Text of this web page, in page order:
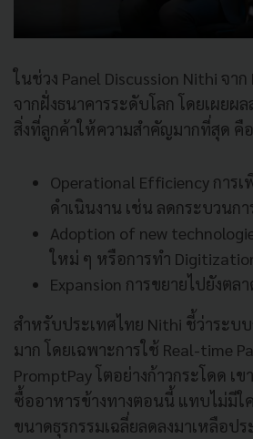
ในช่วง Panel Discussion Nithi จา
จากฝั่งธนาคารระดับโลก โดยเผยผ
สิ่งที่ลูกค้าให้ความสำคัญมากที่สุด คือ
Operational Efficiency การ
ดำเนินงาน เช่น ลดกระบวนกา
Adoption of new
ใหม่ ๆ หรือการทำ
Expansion การขยายไปยังตล
สำหรับประเทศไทย Nithi ชี้ว่าระบ
มาก โดยเฉพาะการใช้ Real-time
PromptPay โตอย่างก้าวกระโดด เ
ซื้ออาหารข้างทางตอนนี้ แทบไม่มีใ
ขนาดธุรกรรมเฉลี่ยลดลงมาเหลือป